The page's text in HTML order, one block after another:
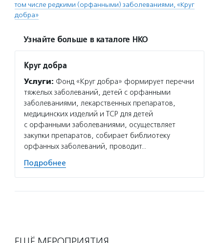
том числе редкими (орфанными) заболеваниями, «Круг
добра»
Узнайте больше в каталоге НКО
Круг добра
Услуги: Фонд «Круг добра» формирует перечни
тяжелых заболеваний, детей с орфанными
заболеваниями, лекарственных препаратов,
медицинских изделий и ТСР для детей
с орфанными заболеваниями, осуществляет
закупки препаратов, собирает библиотеку
орфанных заболеваний, проводит…
Подробнее